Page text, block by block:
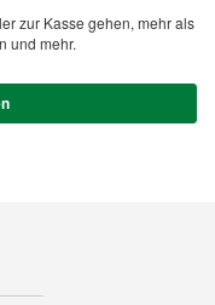
zur Kasse gehen, mehr als
und mehr.